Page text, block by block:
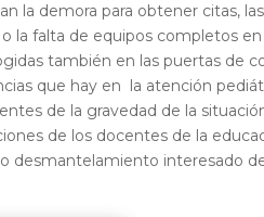
la demora para obtener citas,
la falta de equipos completos
también en las puertas de
que hay en la atención
de la gravedad de la
de los docentes de la
desmantelamiento interesado